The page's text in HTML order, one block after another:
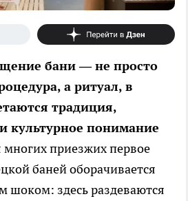
бани — не просто
а ритуал, в
традиция,
культурное понимание
многих приезжих первое
баней оборачивается
шоком: здесь раздеваются